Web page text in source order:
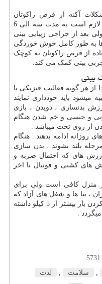
آکنه از قرص راکوتان
استفاده مینمایند قبل از عمل جراحی لازم است به مدت سه الی 6
بعد از جراحی زیبایی بینی
به طور کامل خوش خوردگی
از قرص راکوتان به کوچک
بینی کمک می کند.
بینی
از هر گونه فعالیت فیزیکی یا
باید خودداری نمایند
بدنسازی ، دویدن ، بازی
و جنسی و خم شدن هنگام
از روی تخت میباشد .
روزانه ادامه بدهند . هنگام
بلند بشوند . بدن سازی
ورزش های که احتمال ضربه و
کشتی و فوتبال تا اخر
منزل کافی است ولی برای
، بنا ها و شغل های آزاد که
فعالیت آنها سنگین بوده و احتمال بلند کردن بار بیشتر از 5 کیلو داشته
5731
سلامت لذت